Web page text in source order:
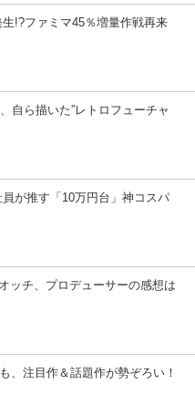
!?ファミマ45％増量作戦再来
自ら描いた”レトロフューチャ
員が推す「10万円台」神コスパ
ッチ、プロデューサーの感想は
、注目作＆話題作が勢ぞろい！